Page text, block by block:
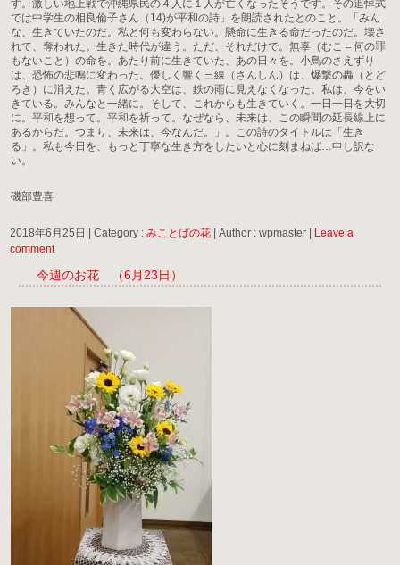
す。激しい地上戦で沖縄県民の４人に１人が亡くなったそうです。その追悼式
では中学生の相良倫子さん（14)が平和の詩」を朗読されたとのこと。「みん
な、生きていたのだ。私と何も変わらない。懸命に生きる命だったのだ。壊さ
れて、奪われた。生きた時代が違う。ただ、それだけで。無辜（むこ＝何の罪
もないこと）の命を。あたり前に生きていた、あの日々を。小鳥のさえずり
は、恐怖の悲鳴に変わった。優しく響く三線（さんしん）は、爆撃の轟（とど
ろき）に消えた。青く広がる大空は、鉄の雨に見えなくなった。私は、今をい
きている。みんなと一緒に。そして、これからも生きていく。一日一日を大切
に。平和を想って。平和を祈って。なぜなら、未来は、この瞬間の延長線上に
あるからだ。つまり、未来は、今なんだ。」。この詩のタイトルは「生き
る」。私も今日を、もっと丁寧な生き方をしたいと心に刻まねば…申し訳な
い。
磯部豊喜
2018年6月25日 | Category : みことばの花 | Author : wpmaster | Leave a
comment
今週のお花 （6月23日）